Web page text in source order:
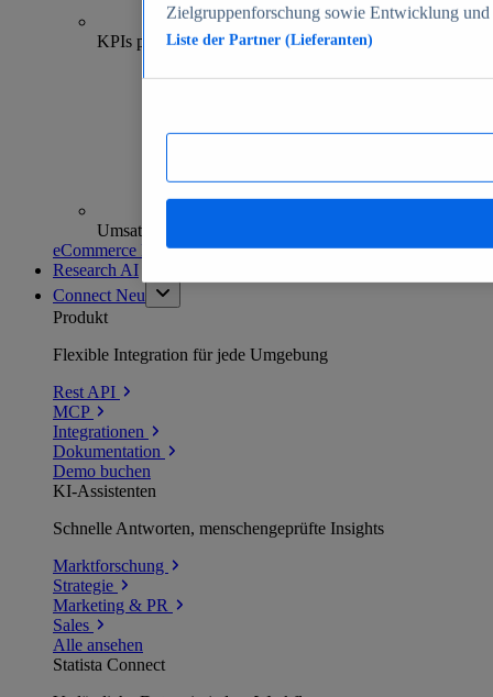
70+
KPIs pro Shop
Umsatzanalysen und -prognosen
eCommerce Insights entdecken
Research AI
Connect Neu
Produkt
Flexible Integration für jede Umgebung
Rest API
MCP
Integrationen
Dokumentation
Demo buchen
KI-Assistenten
Schnelle Antworten, menschengeprüfte Insights
Marktforschung
Strategie
Marketing & PR
Sales
Alle ansehen
Statista Connect
Zielgruppenforschung sowie Entwicklung
Liste der Partner (Lieferanten)